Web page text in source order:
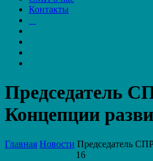
Контакты
Председатель
Концепции
Главная Новости Председатель
16